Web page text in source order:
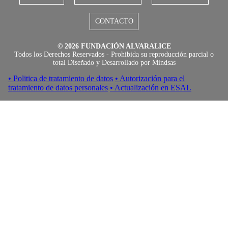
CONTACTO
© 2026 FUNDACIÓN ALVARALICE
Todos los Derechos Reservados - Prohibida su reproducción parcial o
total Diseñado y Desarrollado por Mindsas
• Politica de tratamiento de datos • Autorización para el
tratamiento de datos personales • Actualización en ESAL